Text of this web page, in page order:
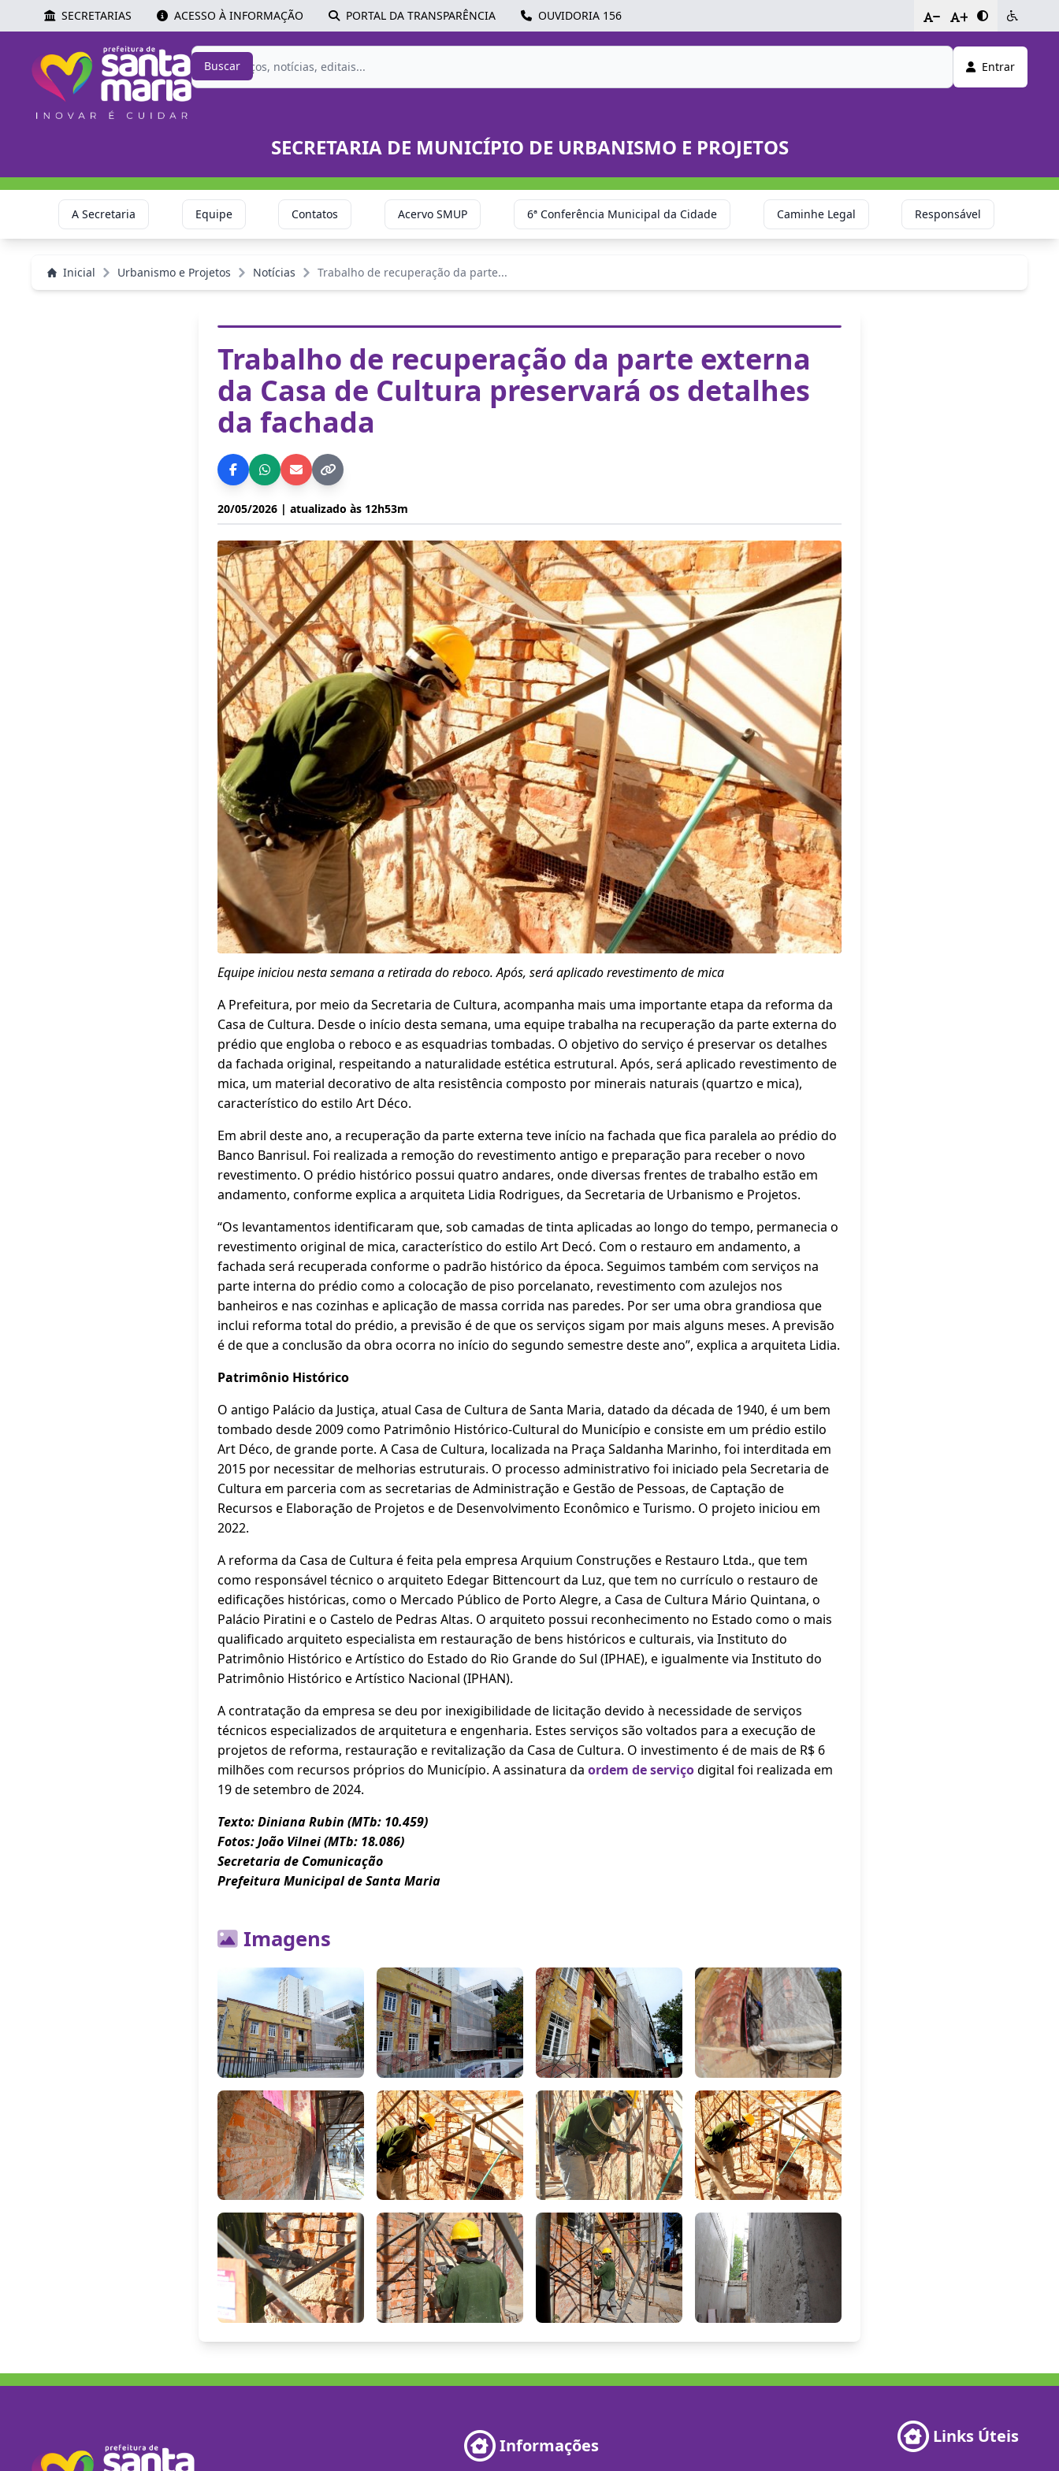
SECRETARIAS ACESSO À INFORMAÇÃO PORTAL DA TRANSPARÊNCIA OUVIDORIA 156 - +
Buscar Entrar
SECRETARIA DE MUNICÍPIO DE URBANISMO E PROJETOS
A Secretaria Equipe Contatos Acervo SMUP 6ª Conferência Municipal da Cidade Caminhe Legal Responsável
Inicial Urbanismo e Projetos Notícias Trabalho de recuperação da parte...
Trabalho de recuperação da parte externa
da Casa de Cultura preservará os detalhes
da fachada
20/05/2026 | atualizado às 12h53m
Equipe iniciou nesta semana a retirada do reboco. Após, será aplicado revestimento de mica
A Prefeitura, por meio da Secretaria de Cultura, acompanha mais uma importante etapa da reforma da
Casa de Cultura. Desde o início desta semana, uma equipe trabalha na recuperação da parte externa do
prédio que engloba o reboco e as esquadrias tombadas. O objetivo do serviço é preservar os detalhes
da fachada original, respeitando a naturalidade estética estrutural. Após, será aplicado revestimento de
mica, um material decorativo de alta resistência composto por minerais naturais (quartzo e mica),
característico do estilo Art Déco.
Em abril deste ano, a recuperação da parte externa teve início na fachada que fica paralela ao prédio do
Banco Banrisul. Foi realizada a remoção do revestimento antigo e preparação para receber o novo
revestimento. O prédio histórico possui quatro andares, onde diversas frentes de trabalho estão em
andamento, conforme explica a arquiteta Lidia Rodrigues, da Secretaria de Urbanismo e Projetos.
“Os levantamentos identificaram que, sob camadas de tinta aplicadas ao longo do tempo, permanecia o
revestimento original de mica, característico do estilo Art Decó. Com o restauro em andamento, a
fachada será recuperada conforme o padrão histórico da época. Seguimos também com serviços na
parte interna do prédio como a colocação de piso porcelanato, revestimento com azulejos nos
banheiros e nas cozinhas e aplicação de massa corrida nas paredes. Por ser uma obra grandiosa que
inclui reforma total do prédio, a previsão é de que os serviços sigam por mais alguns meses. A previsão
é de que a conclusão da obra ocorra no início do segundo semestre deste ano”, explica a arquiteta Lidia.
Patrimônio Histórico
O antigo Palácio da Justiça, atual Casa de Cultura de Santa Maria, datado da década de 1940, é um bem
tombado desde 2009 como Patrimônio Histórico-Cultural do Município e consiste em um prédio estilo
Art Déco, de grande porte. A Casa de Cultura, localizada na Praça Saldanha Marinho, foi interditada em
2015 por necessitar de melhorias estruturais. O processo administrativo foi iniciado pela Secretaria de
Cultura em parceria com as secretarias de Administração e Gestão de Pessoas, de Captação de
Recursos e Elaboração de Projetos e de Desenvolvimento Econômico e Turismo. O projeto iniciou em
2022.
A reforma da Casa de Cultura é feita pela empresa Arquium Construções e Restauro Ltda., que tem
como responsável técnico o arquiteto Edegar Bittencourt da Luz, que tem no currículo o restauro de
edificações históricas, como o Mercado Público de Porto Alegre, a Casa de Cultura Mário Quintana, o
Palácio Piratini e o Castelo de Pedras Altas. O arquiteto possui reconhecimento no Estado como o mais
qualificado arquiteto especialista em restauração de bens históricos e culturais, via Instituto do
Patrimônio Histórico e Artístico do Estado do Rio Grande do Sul (IPHAE), e igualmente via Instituto do
Patrimônio Histórico e Artístico Nacional (IPHAN).
A contratação da empresa se deu por inexigibilidade de licitação devido à necessidade de serviços
técnicos especializados de arquitetura e engenharia. Estes serviços são voltados para a execução de
projetos de reforma, restauração e revitalização da Casa de Cultura. O investimento é de mais de R$ 6
milhões com recursos próprios do Município. A assinatura da ordem de serviçodigital foi realizada em
19 de setembro de 2024.
Texto: Diniana Rubin (MTb: 10.459)
Fotos: João Vilnei (MTb: 18.086)
Secretaria de Comunicação
Prefeitura Municipal de Santa Maria
Imagens
Informações Links Úteis